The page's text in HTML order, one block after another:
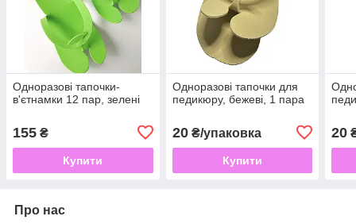
Одноразові тапочки-
в'єтнамки 12 пар, зелені
155 ₴
Купити
Одноразові тапочки для
педикюру, бежеві, 1 пара
20₴/упаковка
Купити
20
Про нас